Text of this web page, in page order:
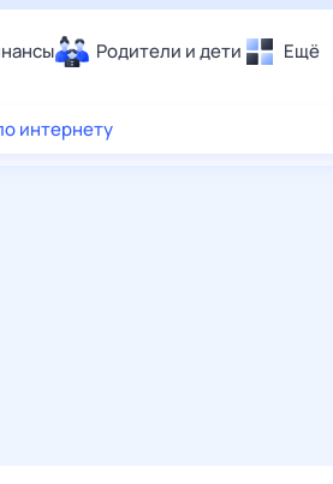
Родители и дети Ещё
Еда
интернету